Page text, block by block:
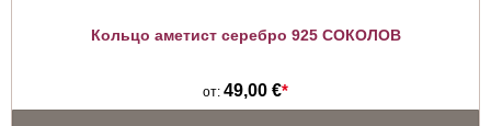
Кольцо аметист серебро 925 СОКОЛОВ
от: 49,00 €*